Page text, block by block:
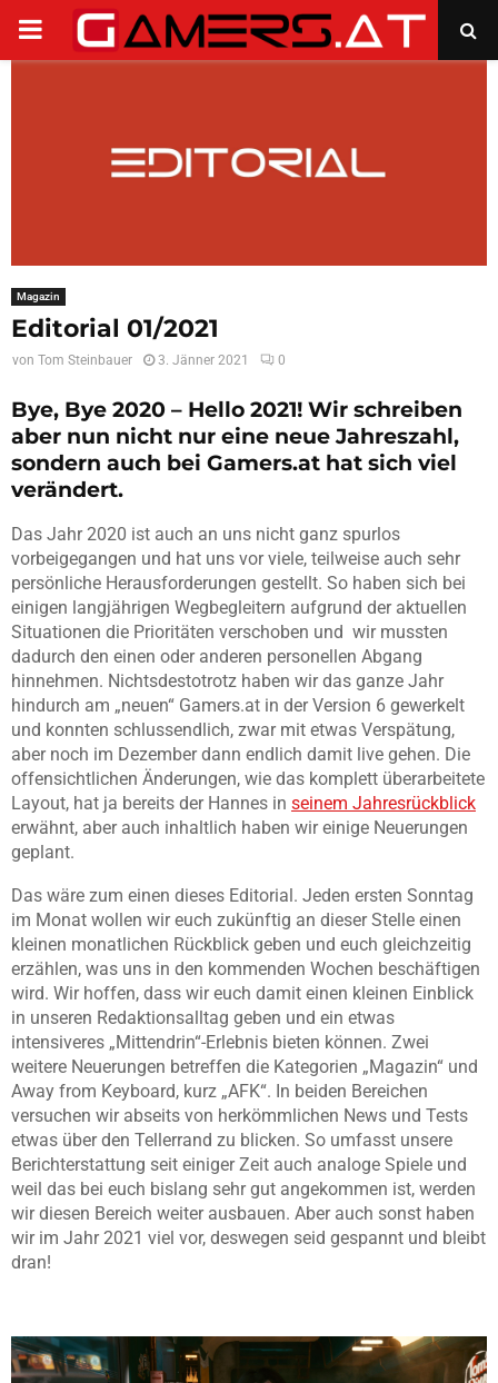
PRIMARY
Magazin
Editorial 01/2021
von Tom Steinbauer 3. Jänner 2021 0
Bye, Bye 2020 – Hello 2021! Wir schreiben
aber nun nicht nur eine neue Jahreszahl,
sondern auch bei Gamers.at hat sich viel
verändert.
Das Jahr 2020 ist auch an uns nicht ganz spurlos
vorbeigegangen und hat uns vor viele, teilweise auch sehr
persönliche Herausforderungen gestellt. So haben sich bei
einigen langjährigen Wegbegleitern aufgrund der aktuellen
Situationen die Prioritäten verschoben und wir mussten
dadurch den einen oder anderen personellen Abgang
hinnehmen. Nichtsdestotrotz haben wir das ganze Jahr
hindurch am „neuen“ Gamers.at in der Version 6 gewerkelt
und konnten schlussendlich, zwar mit etwas Verspätung,
aber noch im Dezember dann endlich damit live gehen. Die
offensichtlichen Änderungen, wie das komplett überarbeitete
Layout, hat ja bereits der Hannes in seinem Jahresrückblick
erwähnt, aber auch inhaltlich haben wir einige Neuerungen
geplant.
Das wäre zum einen dieses Editorial. Jeden ersten Sonntag
im Monat wollen wir euch zukünftig an dieser Stelle einen
kleinen monatlichen Rückblick geben und euch gleichzeitig
erzählen, was uns in den kommenden Wochen beschäftigen
wird. Wir hoffen, dass wir euch damit einen kleinen Einblick
in unseren Redaktionsalltag geben und ein etwas
intensiveres „Mittendrin“-Erlebnis bieten können. Zwei
weitere Neuerungen betreffen die Kategorien „Magazin“ und
Away from Keyboard, kurz „AFK“. In beiden Bereichen
versuchen wir abseits von herkömmlichen News und Tests
etwas über den Tellerrand zu blicken. So umfasst unsere
Berichterstattung seit einiger Zeit auch analoge Spiele und
weil das bei euch bislang sehr gut angekommen ist, werden
wir diesen Bereich weiter ausbauen. Aber auch sonst haben
wir im Jahr 2021 viel vor, deswegen seid gespannt und bleibt
dran!